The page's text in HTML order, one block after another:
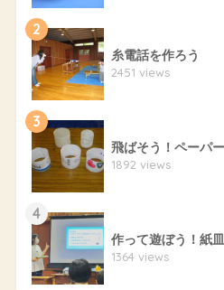
2
糸電話を作ろう
2451 views
3
飛ばそう！ペーパ
1892 views
4
作って遊ぼう！紙
1364 views